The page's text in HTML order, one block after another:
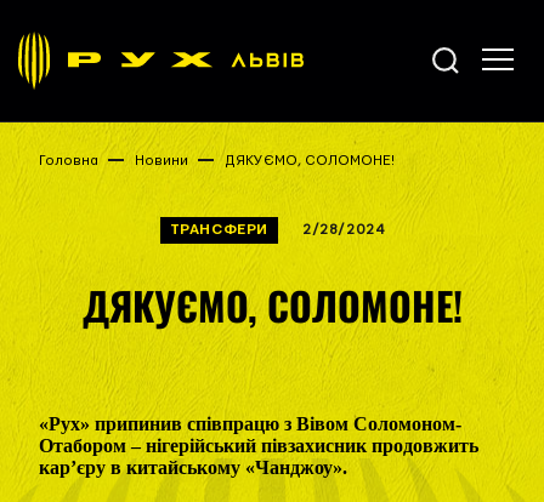
Головна Новини ДЯКУЄМО, СОЛОМОНЕ!
ТРАНСФЕРИ 2/28/2024
ДЯКУЄМО, СОЛОМОНЕ!
«Рух» припинив співпрацю з Вівом Соломоном-
Отабором – нігерійський півзахисник продовжить
кар’єру в китайському «Чанджоу».